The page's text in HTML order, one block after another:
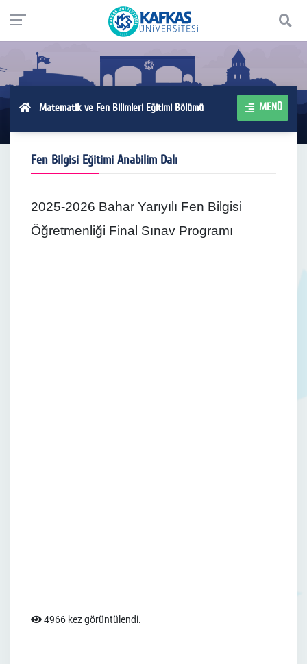
Matematik ve Fen Bilimleri Eğitimi Bölümü MENÜ
Fen Bilgisi Eğitimi Anabilim Dalı
2025-2026 Bahar Yarıyılı Fen Bilgisi
Öğretmenliği Final Sınav Programı
4966 kez görüntülendi.